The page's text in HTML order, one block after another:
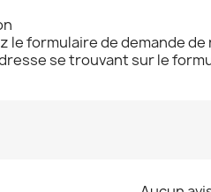
le formulaire de demande
se trouvant sur le